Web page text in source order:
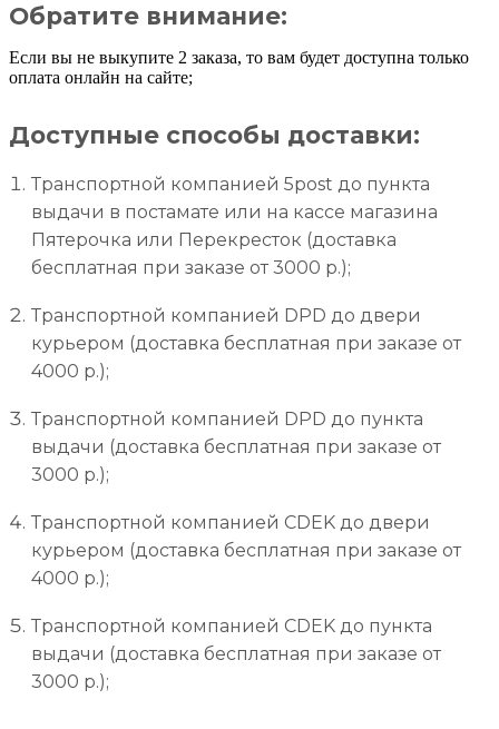
Обратите внимание:
Если вы не выкупите 2 заказа, то вам будет доступна только
оплата онлайн на сайте;
Доступные способы доставки:
Транспортной компанией 5post до пункта
выдачи в постамате или на кассе магазина
Пятерочка или Перекресток (доставка
бесплатная при заказе от 3000 р.);
Транспортной компанией DPD до двери
курьером (доставка бесплатная при заказе от
4000 р.);
Транспортной компанией DPD до пункта
выдачи (доставка бесплатная при заказе от
3000 р.);
Транспортной компанией CDEK до двери
курьером (доставка бесплатная при заказе от
4000 р.);
Транспортной компанией CDEK до пункта
выдачи (доставка бесплатная при заказе от
3000 р.);